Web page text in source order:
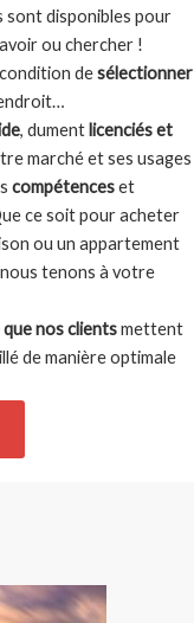
sont disponibles pour
ou chercher !
desélectionner
, dument licenciés et
marché et ses usages
compétenceset
ce soit pour acheter
ou un appartement
tenons à votre
nos clientsmettent
de manière optimale